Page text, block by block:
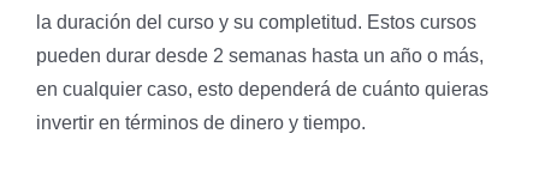
la duración del curso y su completitud. Estos cursos
pueden durar desde 2 semanas hasta un año o más,
en cualquier caso, esto dependerá de cuánto quieras
invertir en términos de dinero y tiempo.